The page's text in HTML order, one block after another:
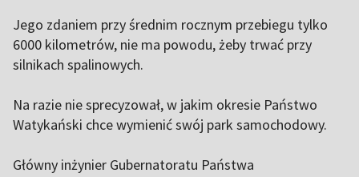
Jego zdaniem przy średnim rocznym przebiegu tylko
6000 kilometrów, nie ma powodu, żeby trwać przy
silnikach spalinowych.
Na razie nie sprecyzował, w jakim okresie Państwo
Watykański chce wymienić swój park samochodowy.
Główny inżynier Gubernatoratu Państwa